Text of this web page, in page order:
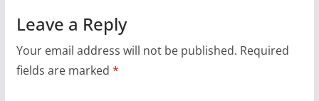
Leave a Reply
Your email address will not be published. Required
fields are marked *